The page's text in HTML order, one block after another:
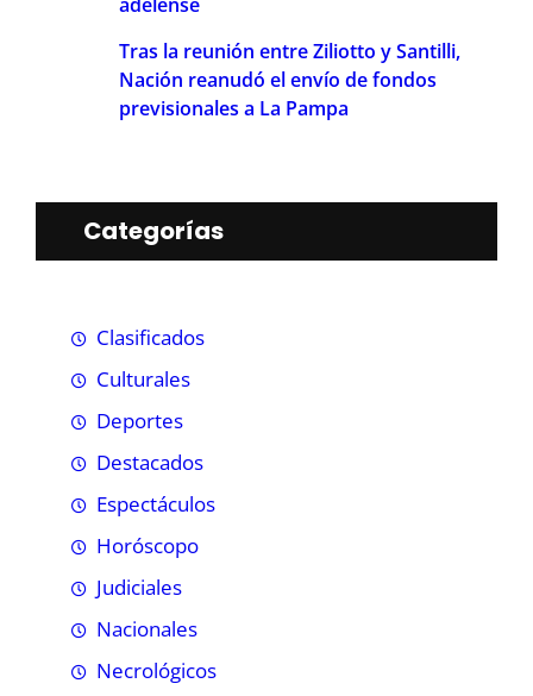
Tras la reunión entre Ziliotto y Santilli,
Nación reanudó el envío de fondos
previsionales a La Pampa
Categorías
Clasificados
Culturales
Deportes
Destacados
Espectáculos
Horóscopo
Judiciales
Nacionales
Necrológicos